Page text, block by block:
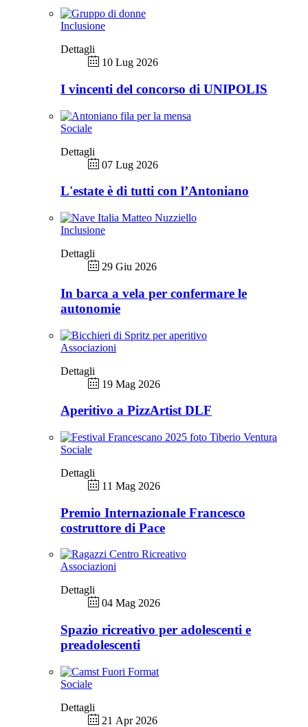
Inclusione
Dettagli
10 Lug 2026
I vincenti del concorso di UNIPOLIS
Sociale
Dettagli
07 Lug 2026
L'estate è di tutti con l’Antoniano
Inclusione
Dettagli
29 Giu 2026
In barca a vela per confermare le
autonomie
Associazioni
Dettagli
19 Mag 2026
Aperitivo a PizzArtist DLF
Sociale
Dettagli
11 Mag 2026
Premio Internazionale Francesco
costruttore di Pace
Associazioni
Dettagli
04 Mag 2026
Spazio ricreativo per adolescenti e
preadolescenti
Sociale
Dettagli
21 Apr 2026